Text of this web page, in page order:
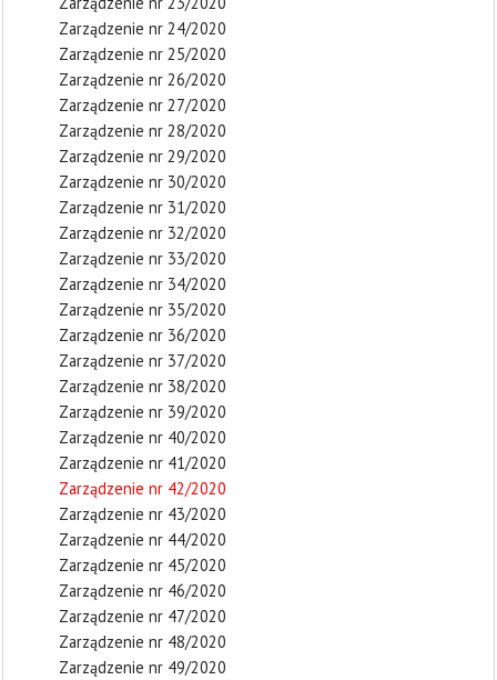
Zarządzenie nr 24/2020
Zarządzenie nr 25/2020
Zarządzenie nr 26/2020
Zarządzenie nr 27/2020
Zarządzenie nr 28/2020
Zarządzenie nr 29/2020
Zarządzenie nr 30/2020
Zarządzenie nr 31/2020
Zarządzenie nr 32/2020
Zarządzenie nr 33/2020
Zarządzenie nr 34/2020
Zarządzenie nr 35/2020
Zarządzenie nr 36/2020
Zarządzenie nr 37/2020
Zarządzenie nr 38/2020
Zarządzenie nr 39/2020
Zarządzenie nr 40/2020
Zarządzenie nr 41/2020
Zarządzenie nr 42/2020
Zarządzenie nr 43/2020
Zarządzenie nr 44/2020
Zarządzenie nr 45/2020
Zarządzenie nr 46/2020
Zarządzenie nr 47/2020
Zarządzenie nr 48/2020
Zarządzenie nr 49/2020